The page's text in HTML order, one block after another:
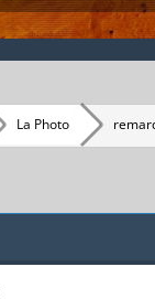
La Photo